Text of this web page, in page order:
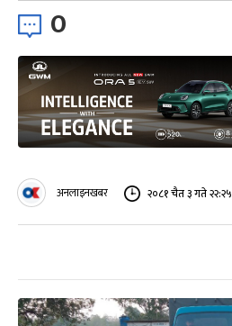
0
अनलाइनखबर २०८१ चैत ३ गते २२:२५